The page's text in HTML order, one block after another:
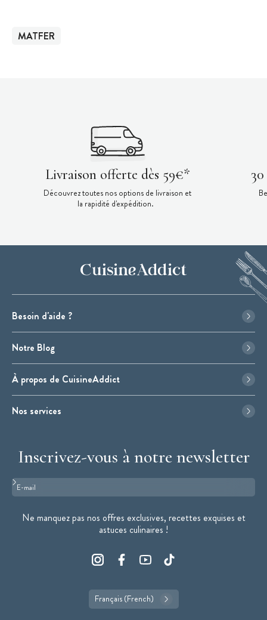
MATFER
Livraison offerte dès 59€*
Découvrez toutes nos options de livraison et
la rapidité d'expédition.
Besoin d'aide ?
Notre Blog
À propos de CuisineAddict
Nos services
Inscrivez-vous à notre newsletter
Format : adresse@email.com
Ne manquez pas nos offres exclusives, recettes exquises et
astuces culinaires !
Français (French)